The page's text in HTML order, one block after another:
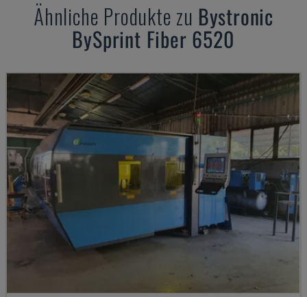
Ähnliche Produkte zu Bystronic
BySprint Fiber 6520